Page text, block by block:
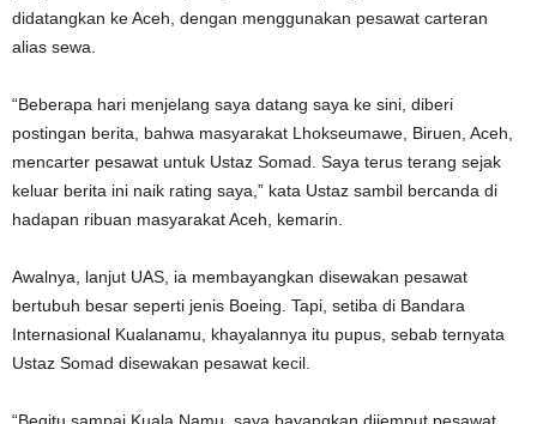
didatangkan ke Aceh, dengan menggunakan pesawat carteran
alias sewa.
“Beberapa hari menjelang saya datang saya ke sini, diberi
postingan berita, bahwa masyarakat Lhokseumawe, Biruen, Aceh,
mencarter pesawat untuk Ustaz Somad. Saya terus terang sejak
keluar berita ini naik rating saya,” kata Ustaz sambil bercanda di
hadapan ribuan masyarakat Aceh, kemarin.
Awalnya, lanjut UAS, ia membayangkan disewakan pesawat
bertubuh besar seperti jenis Boeing. Tapi, setiba di Bandara
Internasional Kualanamu, khayalannya itu pupus, sebab ternyata
Ustaz Somad disewakan pesawat kecil.